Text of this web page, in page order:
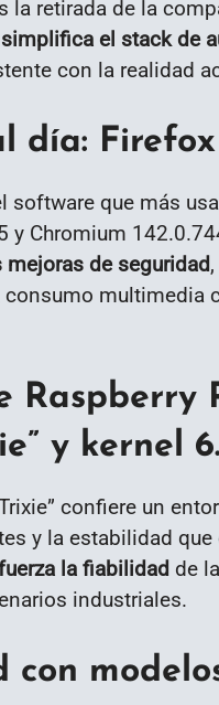
la retirada de la
el stack de
con la realidad
día:
software que más
y Chromium
de seguridad
multimedia
Raspberry
y kernel
confiere un
y la estabilidad que
la fiabilidad de
industriales.